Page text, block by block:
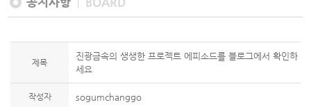
제목
진광금속의 생생한 프로젝트 에피소드를 블로그에서 확인하
세요
작성자 sogumchanggo